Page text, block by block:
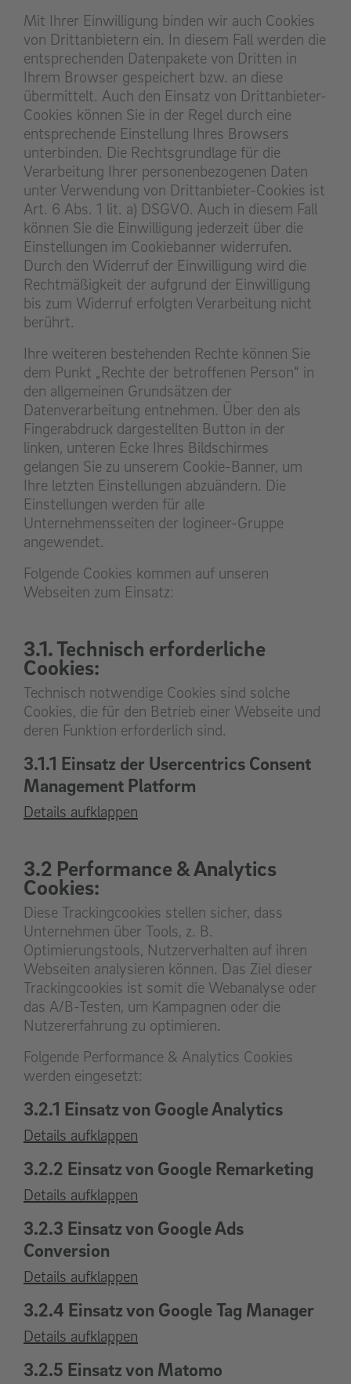
Mit Ihrer Einwilligung binden wir auch Cookies
von Drittanbietern ein. In diesem Fall werden die
entsprechenden Datenpakete von Dritten in
Ihrem Browser gespeichert bzw. an diese
übermittelt. Auch den Einsatz von Drittanbieter-
Cookies können Sie in der Regel durch eine
entsprechende Einstellung Ihres Browsers
unterbinden. Die Rechtsgrundlage für die
Verarbeitung Ihrer personenbezogenen Daten
unter Verwendung von Drittanbieter-Cookies ist
Art. 6 Abs. 1 lit. a) DSGVO. Auch in diesem Fall
können Sie die Einwilligung jederzeit über die
Einstellungen im Cookiebanner widerrufen.
Durch den Widerruf der Einwilligung wird die
Rechtmäßigkeit der aufgrund der Einwilligung
bis zum Widerruf erfolgten Verarbeitung nicht
berührt.
Ihre weiteren bestehenden Rechte können Sie
dem Punkt „Rechte der betroffenen Person“ in
den allgemeinen Grundsätzen der
Datenverarbeitung entnehmen. Über den als
Fingerabdruck dargestellten Button in der
linken, unteren Ecke Ihres Bildschirmes
gelangen Sie zu unserem Cookie-Banner, um
Ihre letzten Einstellungen abzuändern. Die
Einstellungen werden für alle
Unternehmensseiten der logineer-Gruppe
angewendet.
Folgende Cookies kommen auf unseren
Webseiten zum Einsatz:
3.1. Technisch erforderliche
Cookies:
Technisch notwendige Cookies sind solche
Cookies, die für den Betrieb einer Webseite und
deren Funktion erforderlich sind.
3.1.1 Einsatz der Usercentrics Consent
Management Platform
Details aufklappen
3.2 Performance & Analytics
Cookies:
Diese Trackingcookies stellen sicher, dass
Unternehmen über Tools, z. B.
Optimierungstools, Nutzerverhalten auf ihren
Webseiten analysieren können. Das Ziel dieser
Trackingcookies ist somit die Webanalyse oder
das A/B-Testen, um Kampagnen oder die
Nutzererfahrung zu optimieren.
Folgende Performance & Analytics Cookies
werden eingesetzt:
3.2.1 Einsatz von Google Analytics
Details aufklappen
3.2.2 Einsatz von Google Remarketing
Details aufklappen
3.2.3 Einsatz von Google Ads
Conversion
Details aufklappen
3.2.4 Einsatz von Google Tag Manager
Details aufklappen
3.2.5 Einsatz von Matomo